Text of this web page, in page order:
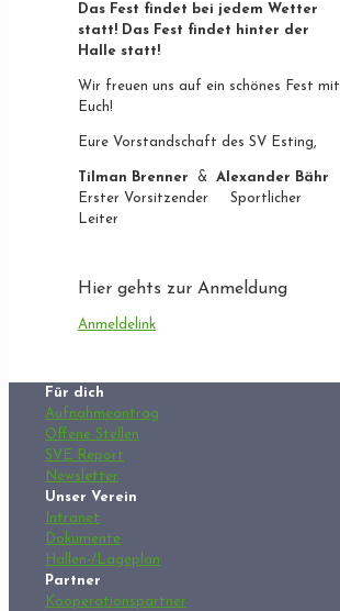
Das Fest findet bei jedem Wetter
statt! Das Fest findet hinter der
Halle statt!
Wir freuen uns auf ein schönes Fest mit
Euch!
Eure Vorstandschaft des SV Esting,
Tilman Brenner & Alexander Bähr
Erster Vorsitzender Sportlicher
Leiter
Hier gehts zur Anmeldung
Anmeldelink
Für dich
Aufnahmeantrag
Offene Stellen
SVE Report
Newsletter
Unser Verein
Intranet
Dokumente
Hallen-/Lageplan
Partner
Kooperationspartner